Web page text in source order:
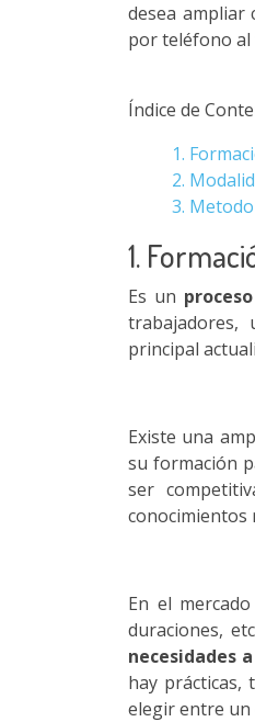
desea ampliar
por teléfono al
Índice de
1.
2.
3.
1.
Es un
trabajadores,
principal
Existe una
su formación
ser
conocimientos
En el
duraciones,
necesidades
hay prácticas,
elegir entre